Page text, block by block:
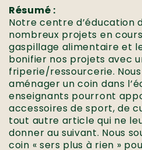
Résumé :
Notre centre d’éducation
nombreux projets en
gaspillage alimentaire et
bonifier nos projets avec
friperie/ressourcerie.
aménager un coin dans
enseignants pourront
accessoires de sport, de
tout autre article qui ne
donner au suivant. Nous
coin « sers plus à rien »